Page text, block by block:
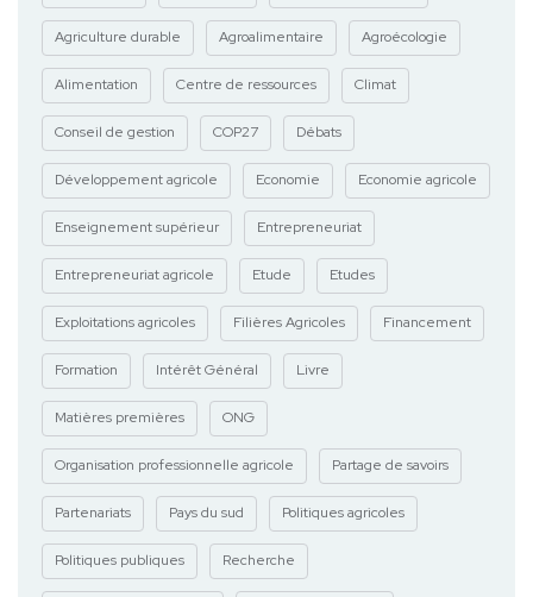
Agriculture durable Agroalimentaire Agroécologie
Alimentation Centre de ressources Climat
Conseil de gestion COP27 Débats
Développement agricole Economie Economie agricole
Enseignement supérieur Entrepreneuriat
Entrepreneuriat agricole Etude Etudes
Exploitations agricoles Filières Agricoles Financement
Formation Intérêt Général Livre
Matières premières ONG
Organisation professionnelle agricole Partage de savoirs
Partenariats Pays du sud Politiques agricoles
Politiques publiques Recherche